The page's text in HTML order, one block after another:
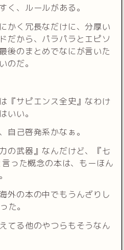
く、ルールがある。
かく冗長なだけに、分厚い
だから、パラパラとエピソ
後のまとめでなにが言いた
のだ。
『サピエンス全史』なわけ
いい。
自己啓発系かなぁ。
の武器』なんだけど、『七
った概念の本は、もーほん
外の本の中でもうんざりし
た。
てる他のやつらもそうなん